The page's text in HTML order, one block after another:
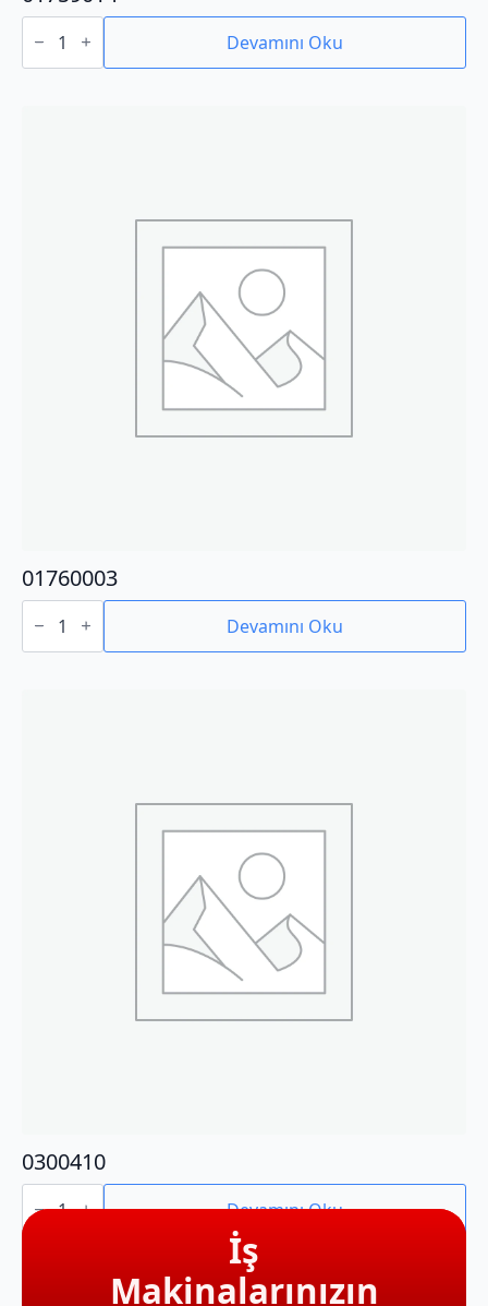
01759014
adet Devamını Oku
01760003
01760003
adet Devamını Oku
0300410
0300410
adet Devamını Oku
İş
Makinalarınızın